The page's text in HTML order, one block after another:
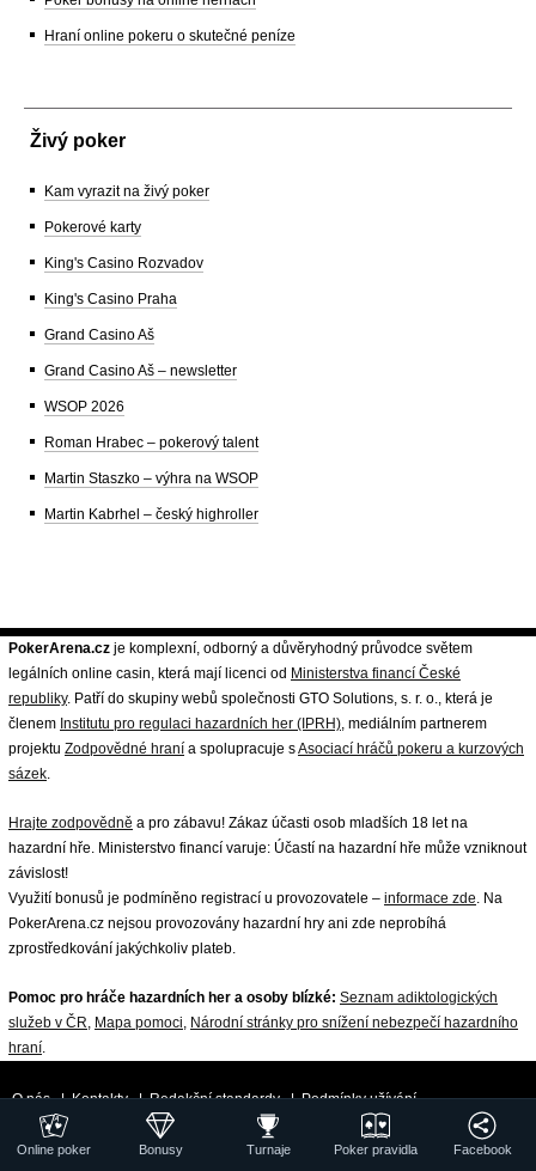
Hraní online pokeru o skutečné peníze
Živý poker
Kam vyrazit na živý poker
Pokerové karty
King's Casino Rozvadov
King's Casino Praha
Grand Casino Aš
Grand Casino Aš – newsletter
WSOP 2026
Roman Hrabec – pokerový talent
Martin Staszko – výhra na WSOP
Martin Kabrhel – český highroller
PokerArena.cz je komplexní, odborný a důvěryhodný průvodce světem
legálních online casin, která mají licenci od Ministerstva financí České
republiky. Patří do skupiny webů společnosti GTO Solutions, s. r. o., která je
členem Institutu pro regulaci hazardních her (IPRH), mediálním partnerem
projektu Zodpovědné hraní a spolupracuje sAsociací hráčů pokeru a kurzových
sázek.
Hrajte zodpovědně a pro zábavu! Zákaz účasti osob mladších 18 let na
hazardní hře. Ministerstvo financí varuje: Účastí na hazardní hře může vzniknout
závislost!
Využití bonusů je podmíněno registrací u provozovatele – informace zde. Na
PokerArena.cz nejsou provozovány hazardní hry ani zde neprobíhá
zprostředkování jakýchkoliv plateb.
Pomoc pro hráče hazardních her a osoby blízké: Seznam adiktologických
služeb v ČR, Mapa pomoci, Národní stránky pro snížení nebezpečí hazardního
hraní.
O nás|Kontakty|Redakční standardy|Podmínky užívání
Zpracování osobních údajů a cookies| 18+ Zodpovědné hraní
| ©
GTO Solutions, s.r.o.
Online poker Bonusy Turnaje Poker pravidla Facebook